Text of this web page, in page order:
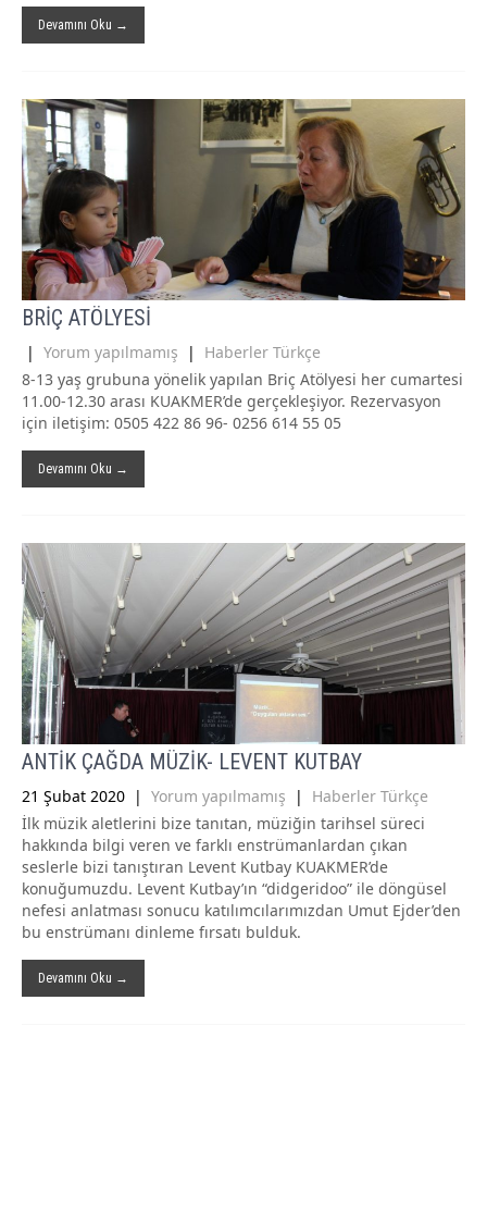
Devamını Oku →
BRİÇ ATÖLYESİ
| Yorum yapılmamış | Haberler Türkçe
8-13 yaş grubuna yönelik yapılan Briç Atölyesi her cumartesi
11.00-12.30 arası KUAKMER’de gerçekleşiyor. Rezervasyon
için iletişim: 0505 422 86 96- 0256 614 55 05
Devamını Oku →
ANTİK ÇAĞDA MÜZİK- LEVENT KUTBAY
21 Şubat 2020 | Yorum yapılmamış | Haberler Türkçe
İlk müzik aletlerini bize tanıtan, müziğin tarihsel süreci
hakkında bilgi veren ve farklı enstrümanlardan çıkan
seslerle bizi tanıştıran Levent Kutbay KUAKMER’de
konuğumuzdu. Levent Kutbay’ın “didgeridoo” ile döngüsel
nefesi anlatması sonucu katılımcılarımızdan Umut Ejder’den
bu enstrümanı dinleme fırsatı bulduk.
Devamını Oku →